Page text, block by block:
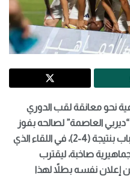
نحو معانقة لقب الدوري
العاصمة” لصالحه بفوز
عريض ومستحق على منافسه الشباب بنتيجة (4-2)، في اللقاء الذي
صاخبة، ليقترب
إعلان نفسه بطلاً لهذا